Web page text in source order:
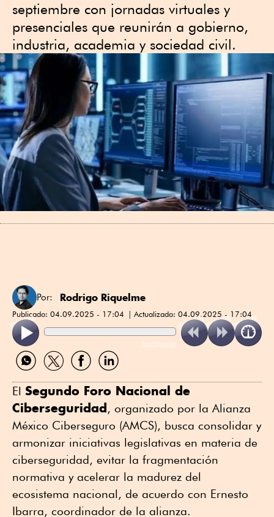
septiembre con jornadas virtuales y
presenciales que reunirán a gobierno,
industria, academia y sociedad civil.
Por: Rodrigo Riquelme
Publicado: 04.09.2025 - 17:04 Actualizado: 04.09.2025 - 17:04
ReadSpeaker
Compartir
por
Compartir
por
Compartir
por
Compartir
por
El Segundo Foro Nacional de
Ciberseguridad, organizado por la Alianza
México Ciberseguro (AMCS), busca consolidar y
armonizar iniciativas legislativas en materia de
ciberseguridad, evitar la fragmentación
normativa y acelerar la madurez del
ecosistema nacional, de acuerdo con Ernesto
Ibarra, coordinador de la alianza.